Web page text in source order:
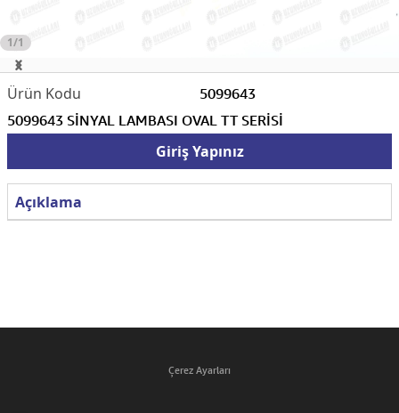
1/1
5099643
5099643 SİNYAL LAMBASI OVAL TT SERİSİ
Giriş Yapınız
Açıklama
Çerez Ayarları